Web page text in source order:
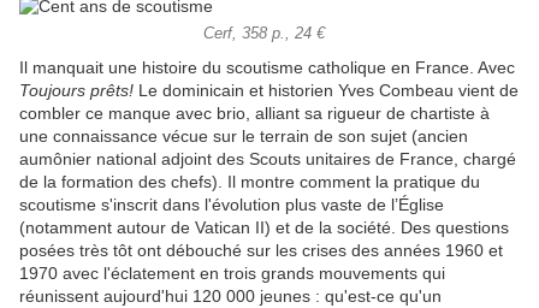
Cerf, 358 p., 24 €
Il manquait une histoire du scoutisme catholique en France. Avec
Toujours prêts! Le dominicain et historien Yves Combeau vient de
combler ce manque avec brio, alliant sa rigueur de chartiste à
une connaissance vécue sur le terrain de son sujet (ancien
aumônier national adjoint des Scouts unitaires de France, chargé
de la formation des chefs). Il montre comment la pratique du
scoutisme s'inscrit dans l'évolution plus vaste de l’Église
(notamment autour de Vatican II) et de la société. Des questions
posées très tôt ont débouché sur les crises des années 1960 et
1970 avec l'éclatement en trois grands mouvements qui
réunissent aujourd'hui 120 000 jeunes : qu'est-ce qu'un